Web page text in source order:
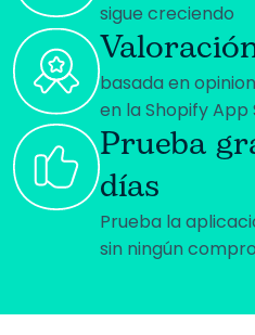
sigue creciendo
basada en
en la Shopify App
Prueba
días
Prueba la
sin ningún